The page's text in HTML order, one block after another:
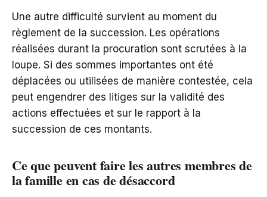
Une autre difficulté survient au moment du
règlement de la succession. Les opérations
réalisées durant la procuration sont scrutées à la
loupe. Si des sommes importantes ont été
déplacées ou utilisées de manière contestée, cela
peut engendrer des litiges sur la validité des
actions effectuées et sur le rapport à la
succession de ces montants.
Ce que peuvent faire les autres membres de
la famille en cas de désaccord